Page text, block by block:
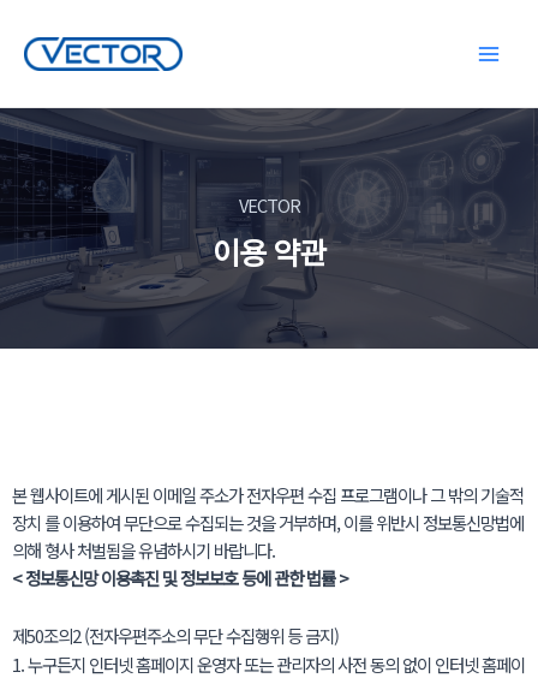
건
너
뛰
Menu
VECTOR
이용 약관
본 웹사이트에 게시된 이메일 주소가 전자우편 수집 프로그램이나 그 밖의 기술적
장치 를 이용하여 무단으로 수집되는 것을 거부하며, 이를 위반시 정보통신망법에
의해 형사 처벌됨을 유념하시기 바랍니다.
< 정보통신망 이용촉진 및 정보보호 등에 관한 법률 >
제50조의2 (전자우편주소의 무단 수집행위 등 금지)
1. 누구든지 인터넷 홈페이지 운영자 또는 관리자의 사전 동의 없이 인터넷 홈페이